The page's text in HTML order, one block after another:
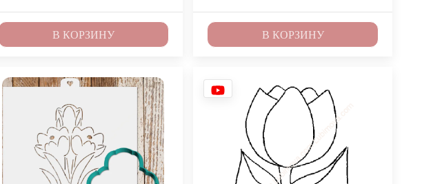
В КОРЗИНУ В КОРЗИНУ